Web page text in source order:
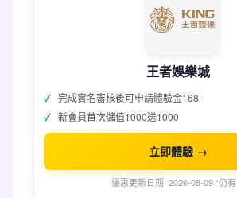
王者娛樂城
完成實名審核後可申請體驗金168
新會員首次儲值1000送1000
立即體驗 →
優惠更新日期: 2026-08-09 *仍